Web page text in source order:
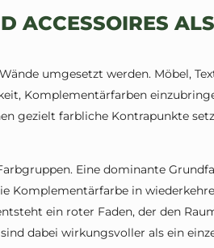
ACCESSOIRES ALS
umgesetzt werden. Möbel,
Komplementärfarben
gezielt farbliche Kontrapunkte
Eine dominante
Komplementärfarbe in
ein roter Faden, der den
dabei wirkungsvoller als ein